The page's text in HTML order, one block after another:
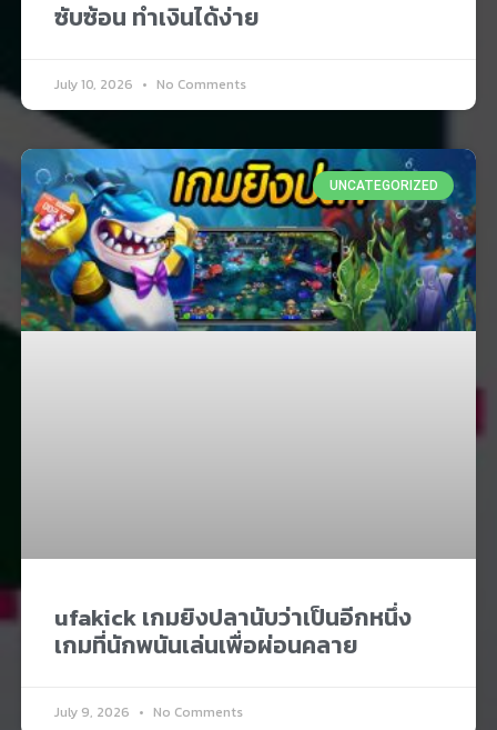
ซับซ้อน ทำเงินได้ง่าย
July 10, 2026 No Comments
UNCATEGORIZED
ufakick เกมยิงปลานับว่าเป็นอีกหนึ่ง
เกมที่นักพนันเล่นเพื่อผ่อนคลาย​
July 9, 2026 No Comments